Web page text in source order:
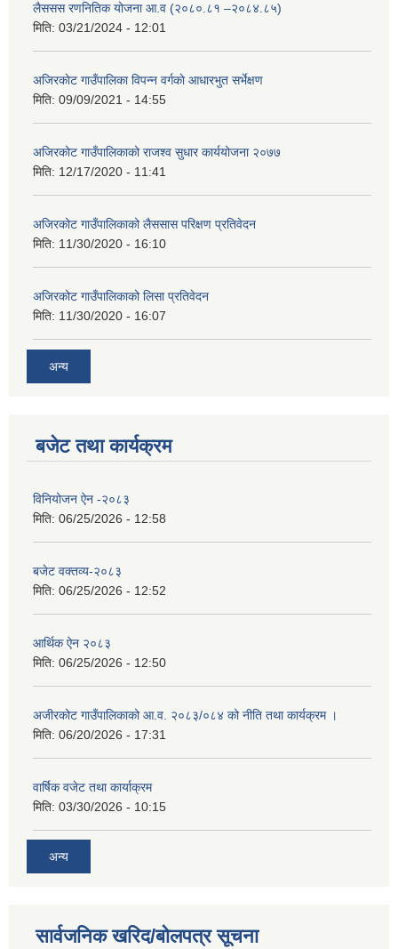
लैससस रणनितिक योजना आ.व (२०८०.८१ –२०८४.८५)
मिति: 03/21/2024 - 12:01
अजिरकाेट गाउँपालिका विपन्न वर्गकाे आधारभुत सर्भेक्षण
मिति: 09/09/2021 - 14:55
अजिरकोट गाउँपालिकाको राजश्व सुधार कार्ययोजना २०७७
मिति: 12/17/2020 - 11:41
अजिरकोट गाउँपालिकाको लैससास परिक्षण प्रतिवेदन
मिति: 11/30/2020 - 16:10
अजिरकोट गाउँपालिकाको लिसा प्रतिवेदन
मिति: 11/30/2020 - 16:07
अन्य
बजेट तथा कार्यक्रम
विनियोजन ऐन -२०८३
मिति: 06/25/2026 - 12:58
बजेट वक्तव्य-२०८३
मिति: 06/25/2026 - 12:52
आर्थिक ऐन २०८३
मिति: 06/25/2026 - 12:50
अजीरकोट गाउँपालिकाको आ.व. २०८३/०८४ को नीति तथा कार्यक्रम ।
मिति: 06/20/2026 - 17:31
वार्षिक वजेट तथा कार्याक्रम
मिति: 03/30/2026 - 10:15
अन्य
सार्वजनिक खरिद/बोलपत्र सूचना